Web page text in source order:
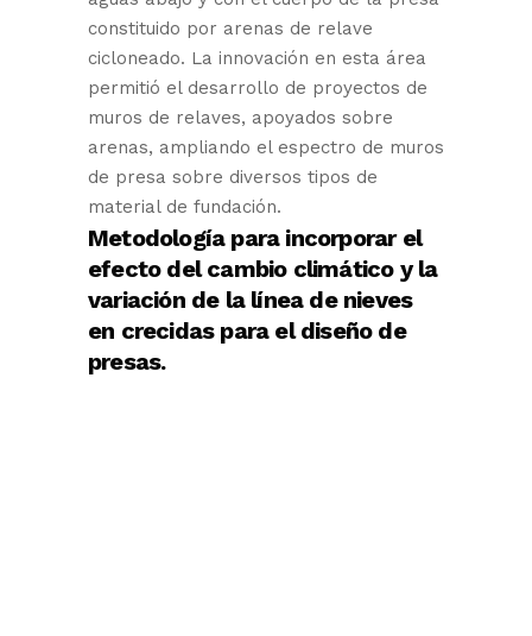
constituido por arenas de relave
cicloneado. La innovación en esta área
permitió el desarrollo de proyectos de
muros de relaves, apoyados sobre
arenas, ampliando el espectro de muros
de presa sobre diversos tipos de
material de fundación.
Metodología para incorporar el
efecto del cambio climático y la
variación de la línea de nieves
en crecidas para el diseño de
presas.